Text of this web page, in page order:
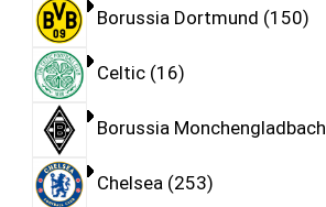
Borussia Dortmund 150
Celtic 16
Borussia Monchengladbach
Chelsea 253